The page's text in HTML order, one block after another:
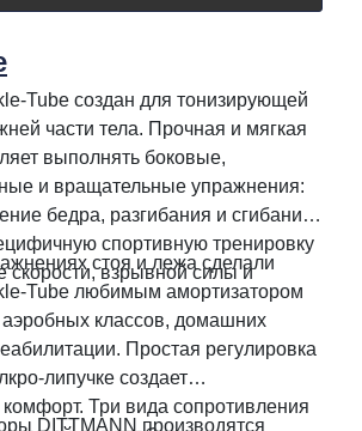
Tube создан для тонизирующей
части тела. Прочная и мягкая
выполнять боковые,
и вращательные упражнения:
бедра, разгибания и сгибания
спортивную тренировку
скорости, взрывной силы и
стоя и лежа сделали
Tube любимым амортизатором
классов, домашних
Простая регулировка
липучке создает
Три вида сопротивления
DITTMANN производятся